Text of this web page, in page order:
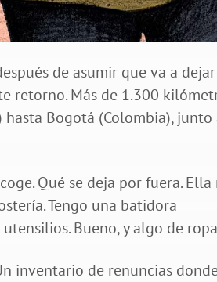
de asumir que va a
retorno. Más de 1.300
hasta Bogotá (Colombia), junto
Qué se deja por fuera. Ella
Tengo una batidora
Bueno, y algo de
inventario de renuncias